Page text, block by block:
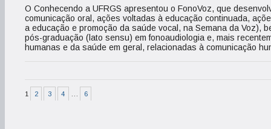
O Conhecendo a UFRGS apresentou o FonoVoz, que
comunicação oral, ações voltadas à educação continuada,
a educação e promoção da saúde vocal, na Semana da Voz),
pós-graduação (lato sensu) em fonoaudiologia e, mais
humanas e da saúde em geral, relacionadas à comunicação
1 2 3 4 6